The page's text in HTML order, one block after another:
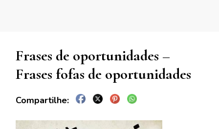
Frases de oportunidades –
Frases fofas de oportunidades